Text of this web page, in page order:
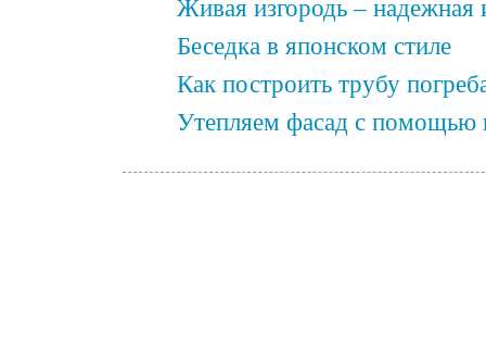
Живая изгородь – надежная
Беседка в японском стиле
Как построить трубу
Утепляем фасад с помощью